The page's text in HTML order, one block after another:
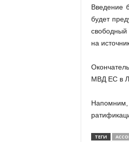
Введение
будет
свободный
на
МВД ЕС в
ТЕГИ